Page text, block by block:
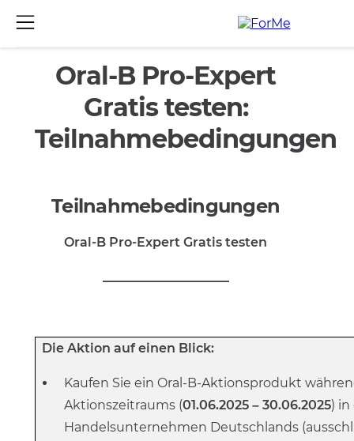
Oral-B Pro-Expert
Gratis testen:
Teilnahmebedingungen
Teilnahmebedingungen
Oral-B Pro-Expert Gratis testen
____________________
Die Aktion auf einen Blick:
Kaufen Sie ein Oral-B-Aktionsprodukt
Aktionszeitraums (01.06.2025 – 30.06.2025) in
Handelsunternehmen Deutschlands